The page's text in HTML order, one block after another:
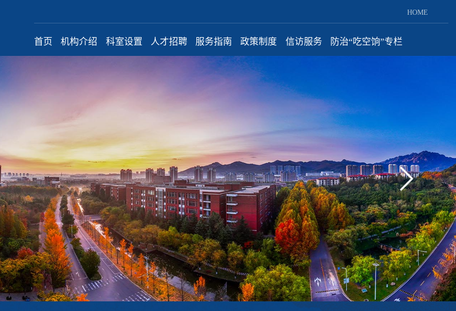
HOME
首页 机构介绍 科室设置 人才招聘 服务指南 政策制度 信访服务 防治“吃空饷”专栏